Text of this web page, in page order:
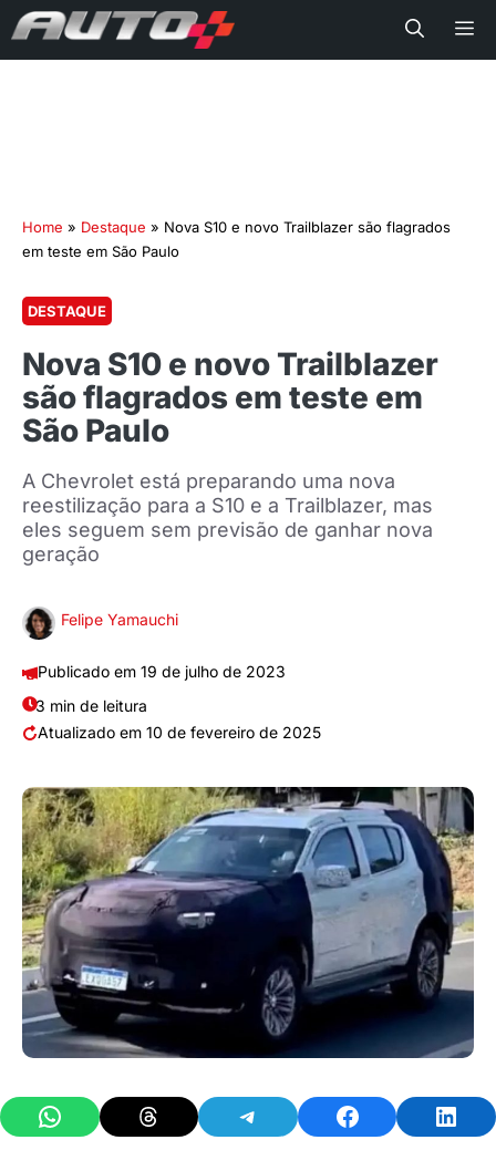
Home » Destaque » Nova S10 e novo Trailblazer são flagrados
em teste em São Paulo
DESTAQUE
Nova S10 e novo Trailblazer
são flagrados em teste em
São Paulo
A Chevrolet está preparando uma nova
reestilização para a S10 e a Trailblazer, mas
eles seguem sem previsão de ganhar nova
geração
Felipe Yamauchi
19 de julho de 2023
3 min de leitura
10 de fevereiro de 2025
Share on WhatsAppShare on ThreadsShare on TelegramShare on Facebook